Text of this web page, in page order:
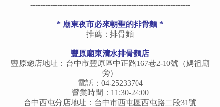
-----------------------------------------------------------------
* 廟東夜市必來朝聖的排骨麵 *
推薦：排骨麵
豐原廟東清水排骨麵店
豐原總店地址：台中市豐原區中正路167巷2-10號（媽祖廟
旁）
電話：04-25233704
營業時間：11:30-24:00
台中西屯分店地址：台中市西屯區西屯路二段31號